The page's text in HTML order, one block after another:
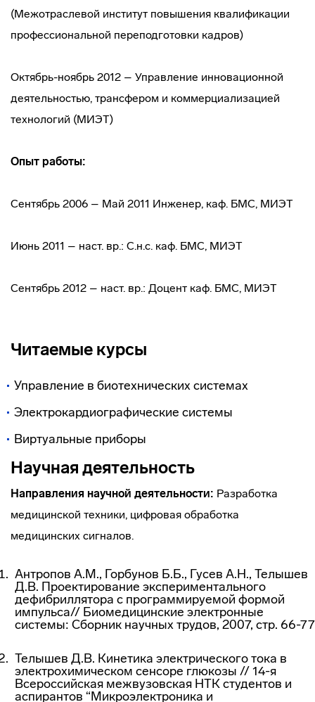
(Межотраслевой институт повышения квалификации
профессиональной переподготовки кадров)
Октябрь-ноябрь 2012 – Управление инновационной
деятельностью, трансфером и коммерциализацией
технологий (МИЭТ)
Опыт работы:
Сентябрь 2006 – Май 2011 Инженер, каф. БМС, МИЭТ
Июнь 2011 – наст. вр.: С.н.с. каф. БМС, МИЭТ
Сентябрь 2012 – наст. вр.: Доцент каф. БМС, МИЭТ
Читаемые курсы
Управление в биотехнических системах
Электрокардиографические системы
Виртуальные приборы
Научная деятельность
Направления научной деятельности: Разработка
медицинской техники, цифровая обработка
медицинских сигналов.
Антропов А.М., Горбунов Б.Б., Гусев А.Н., Телышев
Д.В. Проектирование экспериментального
дефибриллятора с программируемой формой
импульса// Биомедицинские электронные
системы: Сборник научных трудов, 2007, стр. 66-77
Телышев Д.В. Кинетика электрического тока в
электрохимическом сенсоре глюкозы // 14-я
Всероссийская межвузовская НТК студентов и
аспирантов “Микроэлектроника и